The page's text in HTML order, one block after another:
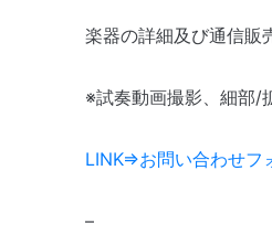
楽器の詳細及び通信販
※試奏動画撮影、細部/
LINK⇒お問い合わせフ
–